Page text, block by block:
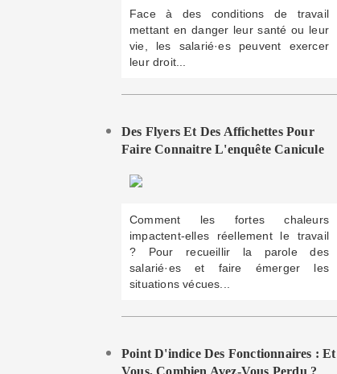
Face à des conditions de travail
mettant en danger leur santé ou leur
vie, les salarié·es peuvent exercer
leur droit...
Des Flyers Et Des Affichettes Pour
Faire Connaitre L'enquête Canicule
Comment les fortes chaleurs
impactent-elles réellement le travail
? Pour recueillir la parole des
salarié·es et faire émerger les
situations vécues...
Point D'indice Des Fonctionnaires : Et
Vous, Combien Avez-Vous Perdu ?